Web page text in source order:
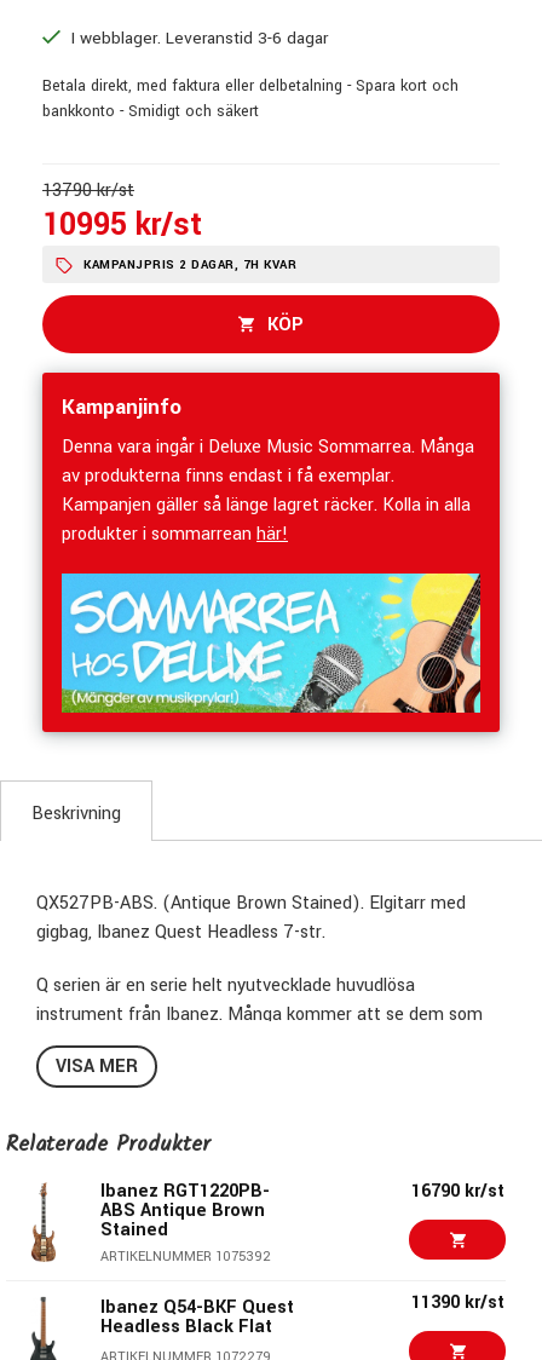
I webblager. Leveranstid 3-6 dagar
Betala direkt, med faktura eller delbetalning - Spara kort och
bankkonto - Smidigt och säkert
13790 kr/st
10995 kr/st
KAMPANJPRIS 2 DAGAR, 7H KVAR
KÖP
Kampanjinfo
Denna vara ingår i Deluxe Music Sommarrea. Många
av produkterna finns endast i få exemplar.
Kampanjen gäller så länge lagret räcker. Kolla in alla
produkter i sommarrean här!
Beskrivning
QX527PB-ABS. (Antique Brown Stained). Elgitarr med
gigbag, Ibanez Quest Headless 7-str.
Q serien är en serie helt nyutvecklade huvudlösa
instrument från Ibanez. Många kommer att se dem som
en logisk utveckling på den framgångsrika EHB bas serien
och redan när de släpptes i slutet av 2019/början av 2020
är ovanligt med alla de som spekulerade hejvilt på internet
under utvecklande redan då och nu är den här.
Huvudlösa instrument är i sig inget nytt för Ibanez och de
har sen dess kommit och gått i olika serier och modeller.
Trots dessa tidigare erfarenheter valde man att börja om
VISA MER
Relaterade Produkter
Ibanez RGT1220PB-
ABS Antique Brown
Stained
ARTIKELNUMMER 1075392
16790 kr/st
Ibanez Q54-BKF Quest
Headless Black Flat
11390 kr/st